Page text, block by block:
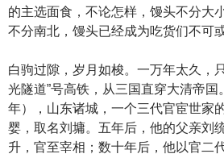
的主选面食，不论怎样，馒头不分大
不分南北，馒头已经成为吃货们不可
白驹过隙，岁月如梭。一万年太久，
光隧道”号高铁，从三国直穿大清帝
年），山东诸城，一个三代官宦世家
婴，取名刘墉。五年后，他的父亲刘
升，官至宰相；数十年后，他以官二